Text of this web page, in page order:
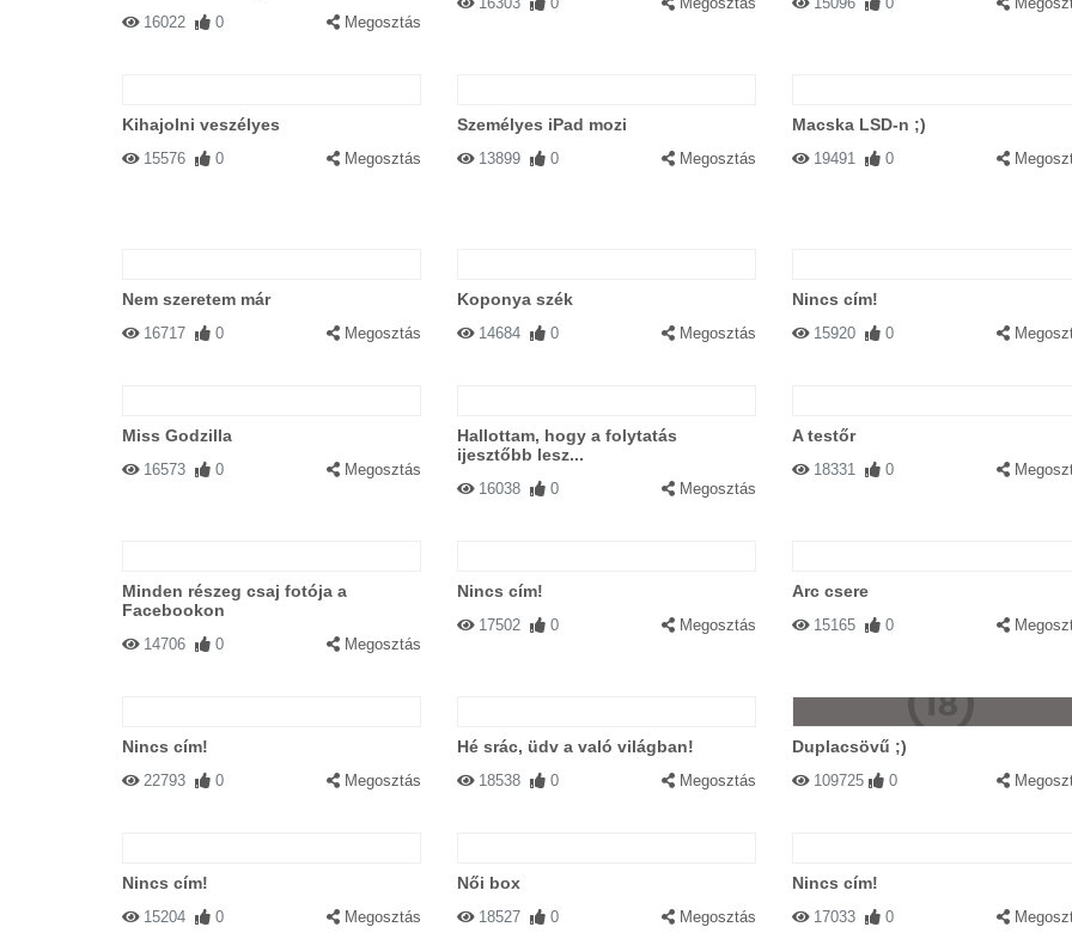
16022 0 Megosztás
Kihajolni veszélyes
15576 0 Megosztás
Személyes iPad mozi
13899 0 Megosztás
Macska LSD-n ;)
19491 0
Nem szeretem már
16717 0 Megosztás
Koponya szék
14684 0 Megosztás
Nincs cím!
15920 0
Miss Godzilla
16573 0 Megosztás
Hallottam, hogy a folytatás
ijesztőbb lesz...
16038 0 Megosztás
A testőr
18331 0
Minden részeg csaj fotója a
Facebookon
14706 0 Megosztás
Nincs cím!
17502 0 Megosztás
Arc csere
15165 0
Nincs cím!
22793 0 Megosztás
Hé srác, üdv a való világban!
18538 0 Megosztás
Duplacsövű ;)
109725 0
Nincs cím!
15204 0 Megosztás
Női box
18527 0 Megosztás
Nincs cím!
17033 0